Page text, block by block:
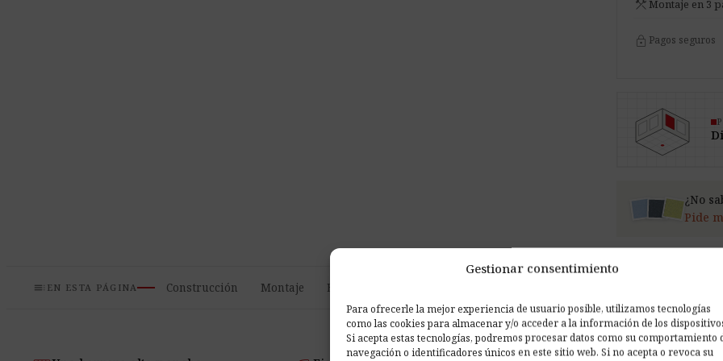
Gestionar consentimiento
Para ofrecerle la mejor experiencia de usuario posible, utilizamos tecnologías
como las cookies para almacenar y/o acceder a la información de los
Si acepta estas tecnologías, podremos procesar datos como su comportamiento
navegación o identificadores únicos en este sitio web. Si no acepta o revoca su
construction Montaje en 3
lock Pagos seguros
¿No
Pide
toc EN ESTA PÁGINA Construcción Montaje Especificaciones